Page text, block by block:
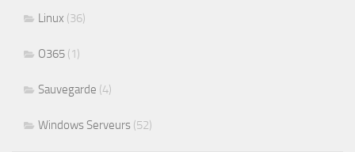
Linux (36)
O365 (1)
Sauvegarde (4)
Windows Serveurs (52)